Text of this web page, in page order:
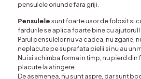
pensulele oriunde fara griji .
Pensulelesunt foarte usor de folosit si
fardurile se aplica foarte bine cu ajutorul
Parul pensulelor nu va cadea, nu zgarie,
neplacute pe suprafata pielii si nu au un
Nu isi schimba forma in timp, nu pierd din
placute la atingere.
De asemenea, nu sunt aspre, dar sunt